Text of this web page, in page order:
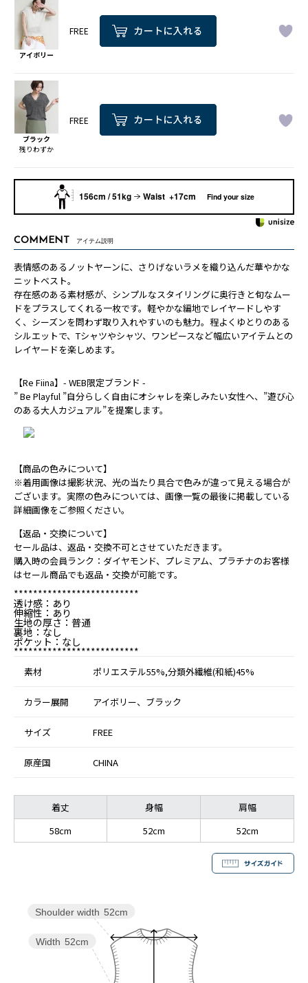
アイボリー
FREE
ブラック
残りわずか
FREE
156cm / 51kg Waist +17cm Find your size
COMMENT アイテム説明
表情感のあるノットヤーンに、さりげないラメを織り込んだ華やかな
ニットベスト。
存在感のある素材感が、シンプルなスタイリングに奥行きと旬なムー
ドをプラスしてくれる一枚です。軽やかな編地でレイヤードしやす
く、シーズンを問わず取り入れやすいのも魅力。程よくゆとりのある
シルエットで、Tシャツやシャツ、ワンピースなど幅広いアイテムとの
レイヤードを楽しめます。
【Re Fiina】- WEB限定ブランド -
” Be Playful ”自分らしく自由にオシャレを楽しみたい女性へ、”遊び心
のある大人カジュアル”を提案します。
【商品の色みについて】
※着用画像は撮影状況、光の当たり具合で色みが違って見える場合が
ございます。実際の色みについては、画像一覧の最後に掲載している
詳細画像をご参照ください。
【返品・交換について】
セール品は、返品・交換不可とさせていただきます。
購入時の会員ランク：ダイヤモンド、プレミアム、プラチナのお客様
はセール商品でも返品・交換が可能です。
**************************
透け感：あり
伸縮性：あり
生地の厚さ：普通
裏地：なし
ポケット：なし
**************************
素材 ポリエステル55%,分類外繊維(和紙)45%
カラー展開 アイボリー、ブラック
サイズ FREE
原産国 CHINA
着丈 身幅
肩幅
58cm
52cm 52cm
Width 52cm
Shoulder width 52cm